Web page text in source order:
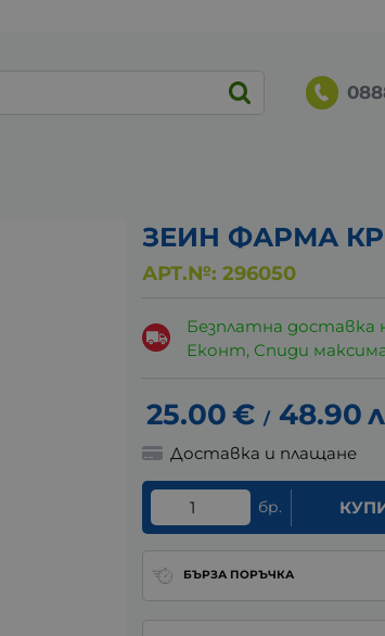
ЗЕИН ФАРМА
АРТ.№: 296050
Безплатна доставка
Еконт, Спиди
25.00€ / 48.90
Доставка и плащане
бр.
БЪРЗА ПОРЪЧКА